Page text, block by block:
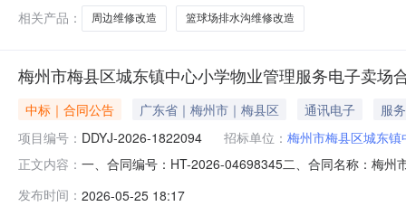
相关产品：
周边维修改造 篮球场排水沟维修改造
梅州市梅县区城东镇中心小学物业管理服务电子卖场
中标｜合同公告 广东省｜梅州市｜梅县区 通讯电子
服务
项目编号： DDYJ-2026-1822094 招标单位： 梅州市梅县区城东镇
正文内容： 一、合同编号：HT-2026-04698345二、合同名称：梅
方）：梅州市梅县区帅乡保安服务有限公司地址：水车
发布时间： 2026-05-25 18:17